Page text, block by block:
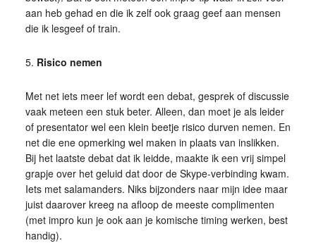
aan heb gehad en die ik zelf ook graag geef aan mensen
die ik lesgeef of train.
5. Risico nemen
Met net iets meer lef wordt een debat, gesprek of discussie
vaak meteen een stuk beter. Alleen, dan moet je als leider
of presentator wel een klein beetje risico durven nemen. En
net die ene opmerking wel maken in plaats van inslikken.
Bij het laatste debat dat ik leidde, maakte ik een vrij simpel
grapje over het geluid dat door de Skype-verbinding kwam.
Iets met salamanders. Niks bijzonders naar mijn idee maar
juist daarover kreeg na afloop de meeste complimenten
(met impro kun je ook aan je komische timing werken, best
handig).